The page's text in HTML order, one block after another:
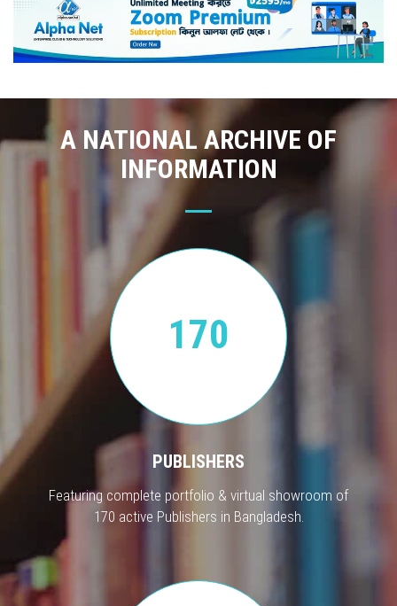
A NATIONAL ARCHIVE OF
INFORMATION
170
PUBLISHERS
Featuring complete portfolio & virtual showroom of
170 active Publishers in Bangladesh.